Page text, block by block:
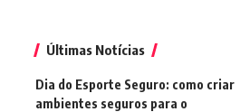
Últimas Notícias
Dia do Esporte Seguro: como criar
ambientes seguros para o